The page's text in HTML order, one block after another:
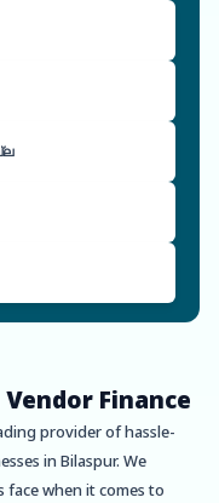
Finance
provider of hassle-
in Bilaspur. We
face when it comes to